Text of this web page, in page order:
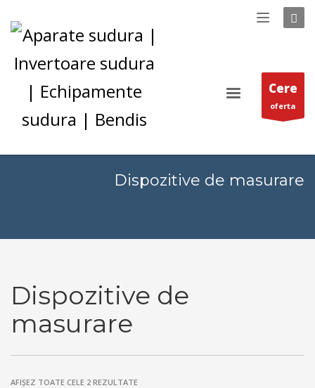
Cere
oferta
Dispozitive de masurare
Dispozitive de
masurare
AFIȘEZ TOATE CELE 2 REZULTATE